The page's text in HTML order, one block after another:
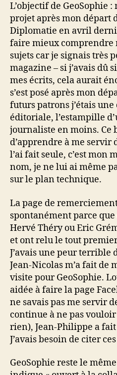
L’objectif de GeoSophie
projet après mon départ
Diplomatie en avril
faire mieux comprendre
sujets car je signais très
magazine – si j’avais dû
mes écrits, cela aurait
s’est posé après mon
futurs patrons j’étais
éditoriale, l’estampille
journaliste en moins. Ce
d’apprendre à me servir
l’ai fait seule, c’est mon
nom, je ne lui ai même
sur le plan technique.
La page de
spontanément parce
Hervé Théry ou Eric
et ont relu le tout
J’avais une peur terrible
Jean-Nicolas m’a fait de
visite pour GeoSophie.
aidée à faire la page
ne savais pas me servir
continue à ne pas
rien), Jean-Philippe a
J’avais besoin de citer
GeoSophie reste le